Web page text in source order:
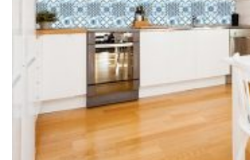
stronie
produktu